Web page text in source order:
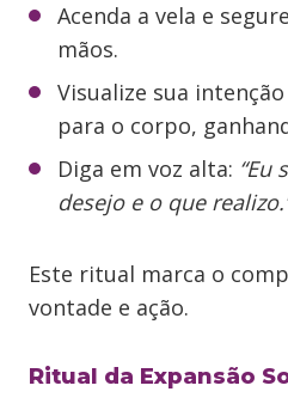
Acenda a vela e
mãos.
Visualize sua
para o corpo,
Diga em voz alta: “Eu
desejo e o que
Este ritual marca o
vontade e ação.
Ritual da Expansão